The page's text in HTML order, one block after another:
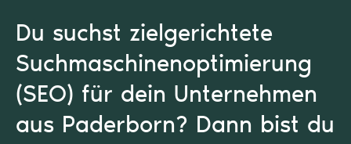
Du suchst zielgerichtete
Suchmaschinen­optimierung
(SEO) für dein Unternehmen
aus Paderborn? Dann bist du